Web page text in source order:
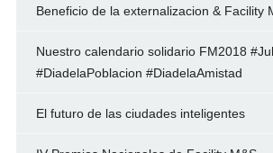
Beneficio de la externalizacion & Facility
Nuestro calendario solidario FM2018
#DiadelaPoblacion #DiadelaAmistad
El futuro de las ciudades inteligentes